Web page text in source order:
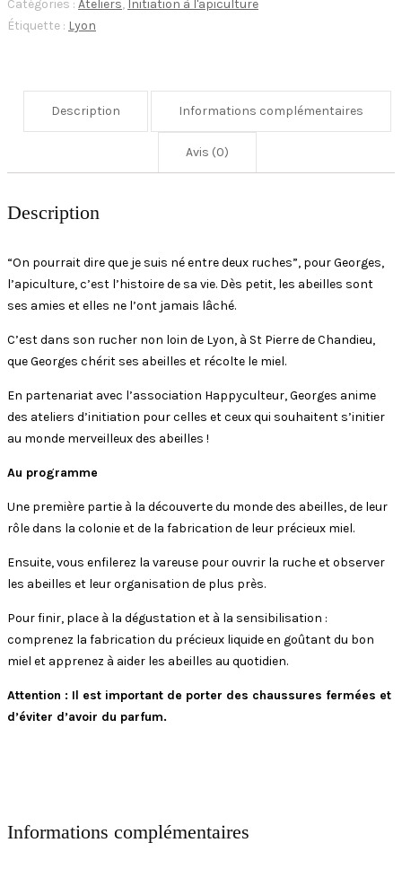
Catégories : Ateliers, Initiation à l'apiculture
Étiquette : Lyon
Description Informations complémentaires
Avis (0)
Description
“On pourrait dire que je suis né entre deux ruches”, pour Georges,
l’apiculture, c’est l’histoire de sa vie. Dès petit, les abeilles sont
ses amies et elles ne l’ont jamais lâché.
C’est dans son rucher non loin de Lyon, à St Pierre de Chandieu,
que Georges chérit ses abeilles et récolte le miel.
En partenariat avec l’association Happyculteur, Georges anime
des ateliers d’initiation pour celles et ceux qui souhaitent s’initier
au monde merveilleux des abeilles !
Au programme
Une première partie à la découverte du monde des abeilles, de leur
rôle dans la colonie et de la fabrication de leur précieux miel.
Ensuite, vous enfilerez la vareuse pour ouvrir la ruche et observer
les abeilles et leur organisation de plus près.
Pour finir, place à la dégustation et à la sensibilisation : ​
comprenez la fabrication du précieux liquide en goûtant du bon
miel et apprenez à aider les abeilles au quotidien.
Attention : Il est important de porter des chaussures fermées et
d’éviter d’avoir du parfum.
Informations complémentaires